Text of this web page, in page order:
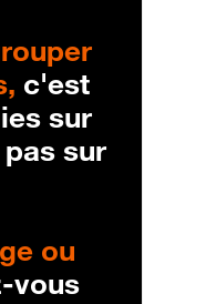
c'est
sur
sur
ou
vous